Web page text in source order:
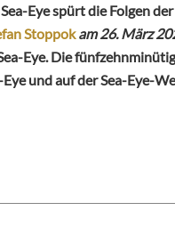
Eye spürt die Folgen
Stoppok am 26. März
Eye. Die
und auf der Sea-Eye-